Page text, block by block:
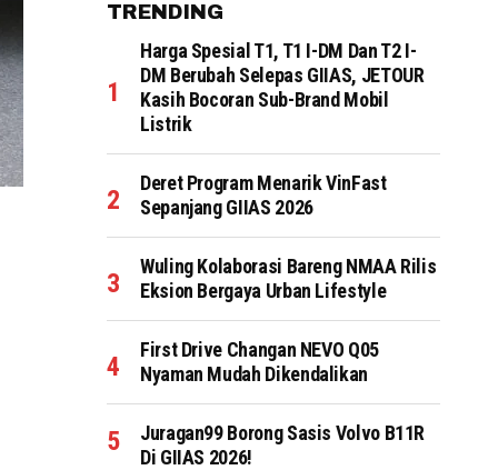
TRENDING
Harga Spesial T1, T1 I-DM Dan T2 I-
DM Berubah Selepas GIIAS, JETOUR
Kasih Bocoran Sub-Brand Mobil
Listrik
Deret Program Menarik VinFast
Sepanjang GIIAS 2026
Wuling Kolaborasi Bareng NMAA Rilis
Eksion Bergaya Urban Lifestyle
First Drive Changan NEVO Q05
Nyaman Mudah Dikendalikan
Juragan99 Borong Sasis Volvo B11R
Di GIIAS 2026!